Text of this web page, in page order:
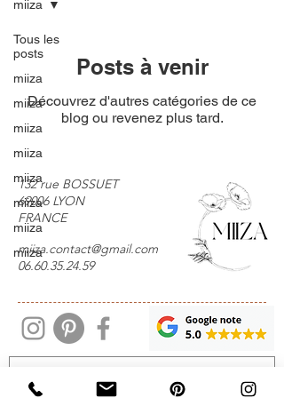
Tous les
posts
miiza
miiza
miiza
miiza
miiza
miiza
miiza
miiza
miiza
Posts à venir
Découvrez d'autres catégories de ce
blog ou revenez plus tard.
132 rue BOSSUET
69006 LYON
FRANCE
miiza.contact@gmail.com
06.60.35.24.59